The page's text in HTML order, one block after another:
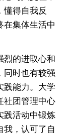
懂得自我反
在集体生活中
烈的进取心和
同时也有较强
践能力。大学
社团管理中心
践活动中锻炼
我，认可了自